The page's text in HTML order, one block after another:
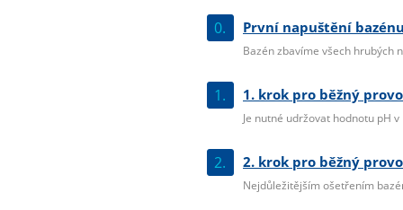
0. První napuštění
Bazén zbavíme všech hrubých
1. 1. krok pro běžný
Je nutné udržovat hodnotu pH
2. 2. krok pro běžný
Nejdůležitějším ošetřením